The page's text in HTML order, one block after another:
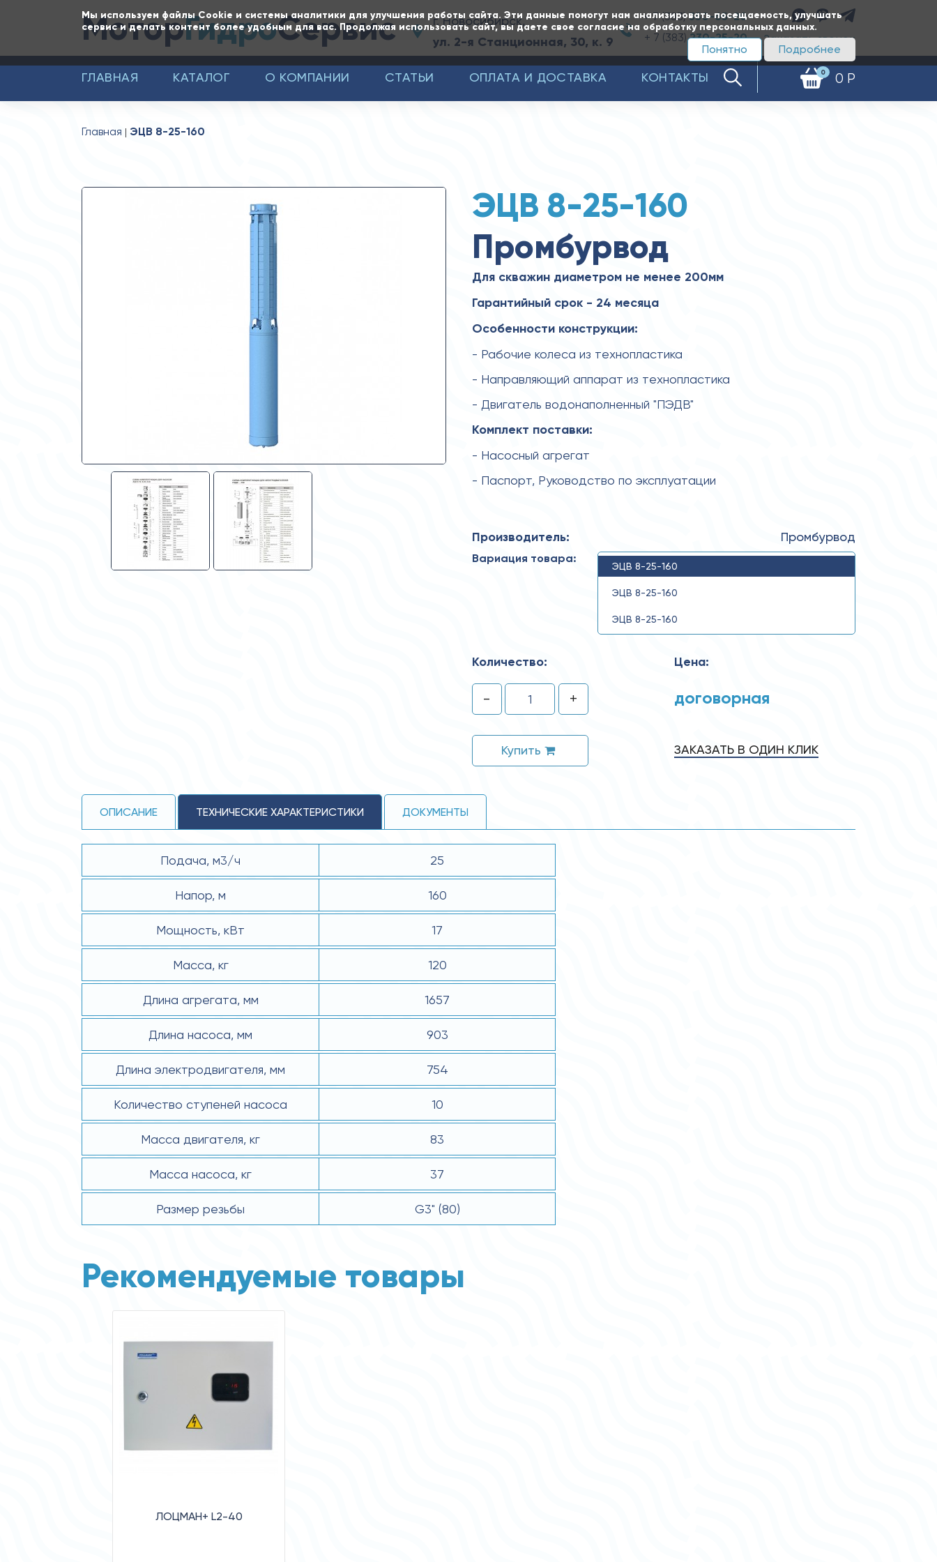
Мы используем файлы Cookie и системы аналитики для улучшения работы сайта. Эти данные помогут нам анализировать посещаемость, улучшать
сервис и делать контент более удобным для вас. Продолжая использовать сайт, вы даете свое согласие на обработку персональных данных.
Подробнее
Понятно
МоторГидроСервис г. Новосибирск,
ул. 2-я Станционная, 30, к. 9
+ 7 (383)350-65-20
+ 7 (383)230-25-20 Заказать звонок
0 0 Р
ГЛАВНАЯ КАТАЛОГ О КОМПАНИИ СТАТЬИ ОПЛАТА И ДОСТАВКА КОНТАКТЫ
Главная ЭЦВ 8-25-160
ЭЦВ 8-25-160
Промбурвод
Для скважин диаметром не менее 200мм
Гарантийный срок - 24 месяца
Особенности конструкции:
- Рабочие колеса из технопластика
- Направляющий аппарат из технопластика
- Двигатель водонаполненный "ПЭДВ"
Комплект поставки:
- Насосный агрегат
- Паспорт, Руководство по эксплуатации
Производитель: Промбурвод
Вариация товара:
ЭЦВ 8-25-160
ЭЦВ 8-25-160
ЭЦВ 8-25-160
Количество:
- +
Купить
Цена:
договорная
ЗАКАЗАТЬ В ОДИН КЛИК
ОПИСАНИЕ ТЕХНИЧЕСКИЕ ХАРАКТЕРИСТИКИ ДОКУМЕНТЫ
Подача, м3/ч 25
Напор, м 160
Мощность, кВт 17
Масса, кг 120
Длина агрегата, мм 1657
Длина насоса, мм 903
Длина электродвигателя, мм 754
Количество ступеней насоса 10
Масса двигателя, кг 83
Масса насоса, кг 37
Размер резьбы G3" (80)
Рекомендуемые товары
ЛОЦМАН+ L2-40